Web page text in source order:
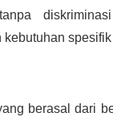
kebutuhan
berasal dari